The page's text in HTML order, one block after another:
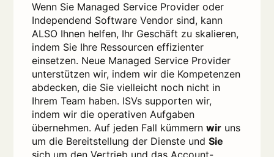
Wenn Sie Managed Service Provider oder
Independend Software Vendor sind, kann
ALSO Ihnen helfen, Ihr Geschäft zu skalieren,
indem Sie Ihre Ressourcen effizienter
einsetzen. Neue Managed Service Provider
unterstützen wir, indem wir die Kompetenzen
abdecken, die Sie vielleicht noch nicht in
Ihrem Team haben. ISVs supporten wir,
indem wir die operativen Aufgaben
übernehmen. Auf jeden Fall kümmernwir uns
um die Bereitstellung der Dienste undSie